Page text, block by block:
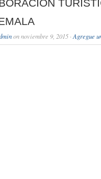
on noviembre 9, 2015 · Agregue